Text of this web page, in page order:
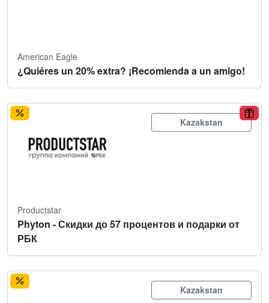
American Eagle
¿Quiéres un 20% extra? ¡Recomienda a un amigo!
Kazakstan
Productstar
Phyton - Скидки до 57 процентов и подарки от
РБК
Kazakstan